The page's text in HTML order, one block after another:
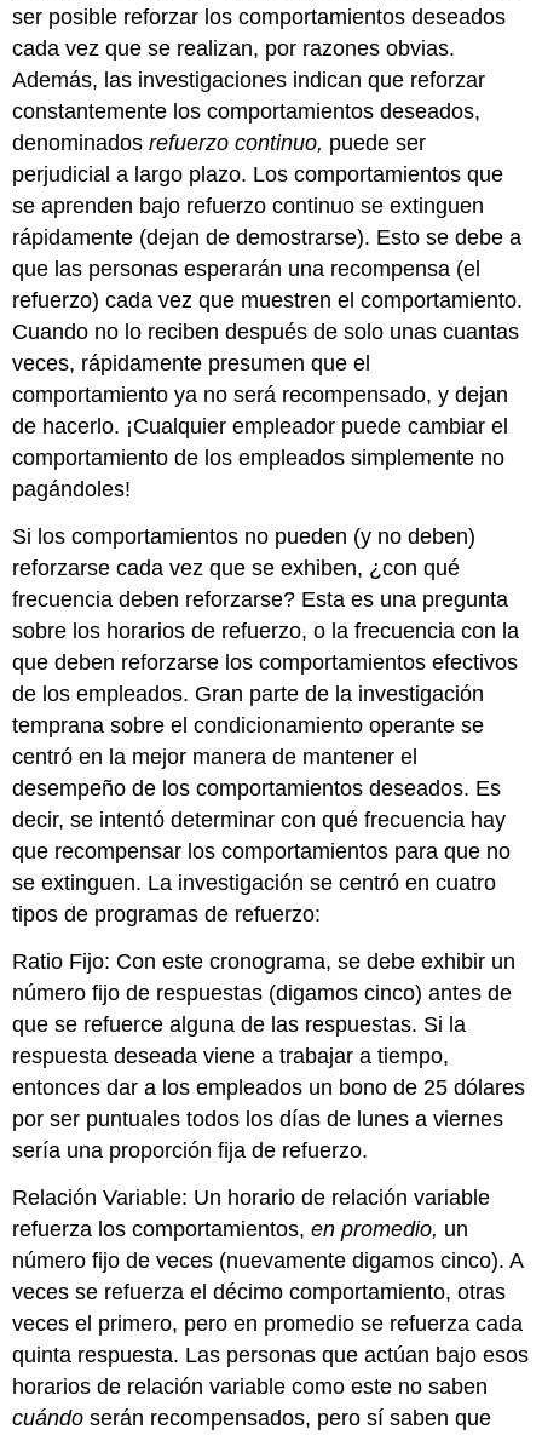
ser posible reforzar los comportamientos deseados
cada vez que se realizan, por razones obvias.
Además, las investigaciones indican que reforzar
constantemente los comportamientos deseados,
denominadosrefuerzo continuo, puede ser
perjudicial a largo plazo. Los comportamientos que
se aprenden bajo refuerzo continuo se extinguen
rápidamente (dejan de demostrarse). Esto se debe a
que las personas esperarán una recompensa (el
refuerzo) cada vez que muestren el comportamiento.
Cuando no lo reciben después de solo unas cuantas
veces, rápidamente presumen que el
comportamiento ya no será recompensado, y dejan
de hacerlo. ¡Cualquier empleador puede cambiar el
comportamiento de los empleados simplemente no
pagándoles!
Si los comportamientos no pueden (y no deben)
reforzarse cada vez que se exhiben, ¿con qué
frecuencia deben reforzarse? Esta es una pregunta
sobre los horarios de refuerzo, o la frecuencia con la
que deben reforzarse los comportamientos efectivos
de los empleados. Gran parte de la investigación
temprana sobre el condicionamiento operante se
centró en la mejor manera de mantener el
desempeño de los comportamientos deseados. Es
decir, se intentó determinar con qué frecuencia hay
que recompensar los comportamientos para que no
se extinguen. La investigación se centró en cuatro
tipos de programas de refuerzo:
Ratio Fijo: Con este cronograma, se debe exhibir un
número fijo de respuestas (digamos cinco) antes de
que se refuerce alguna de las respuestas. Si la
respuesta deseada viene a trabajar a tiempo,
entonces dar a los empleados un bono de 25 dólares
por ser puntuales todos los días de lunes a viernes
sería una proporción fija de refuerzo.
Relación Variable: Un horario de relación variable
refuerza los comportamientos,en promedio, un
número fijo de veces (nuevamente digamos cinco). A
veces se refuerza el décimo comportamiento, otras
veces el primero, pero en promedio se refuerza cada
quinta respuesta. Las personas que actúan bajo esos
horarios de relación variable como este no saben
cuándo serán recompensados, pero sí saben que